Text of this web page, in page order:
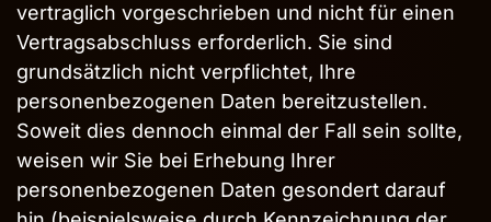
vertraglich vorgeschrieben und nicht für einen
Vertragsabschluss erforderlich. Sie sind
grundsätzlich nicht verpflichtet, Ihre
personenbezogenen Daten bereitzustellen.
Soweit dies dennoch einmal der Fall sein sollte,
weisen wir Sie bei Erhebung Ihrer
personenbezogenen Daten gesondert darauf